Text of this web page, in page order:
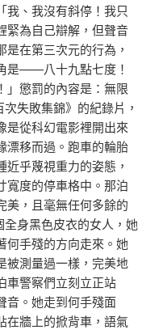
我、我沒有斜停！我只
緊為自己辯解，但聲音
在第三次元的行為，
是——八十九點七度！
」懲罰的內容是：無限
失敗集錦》的紀錄片，
是從科幻電影裡開出來
漂移而過。跑車的輪胎
乎蔑視重力的姿態，
寬度的停車格中。那泊
美，且毫無任何多餘的
身黑色皮衣的女人，她
何手殘的方向走來。她
被測量過一樣，完美地
車警察們立刻立正站
音。她走到何手殘面
在牆上的掀背車，語氣